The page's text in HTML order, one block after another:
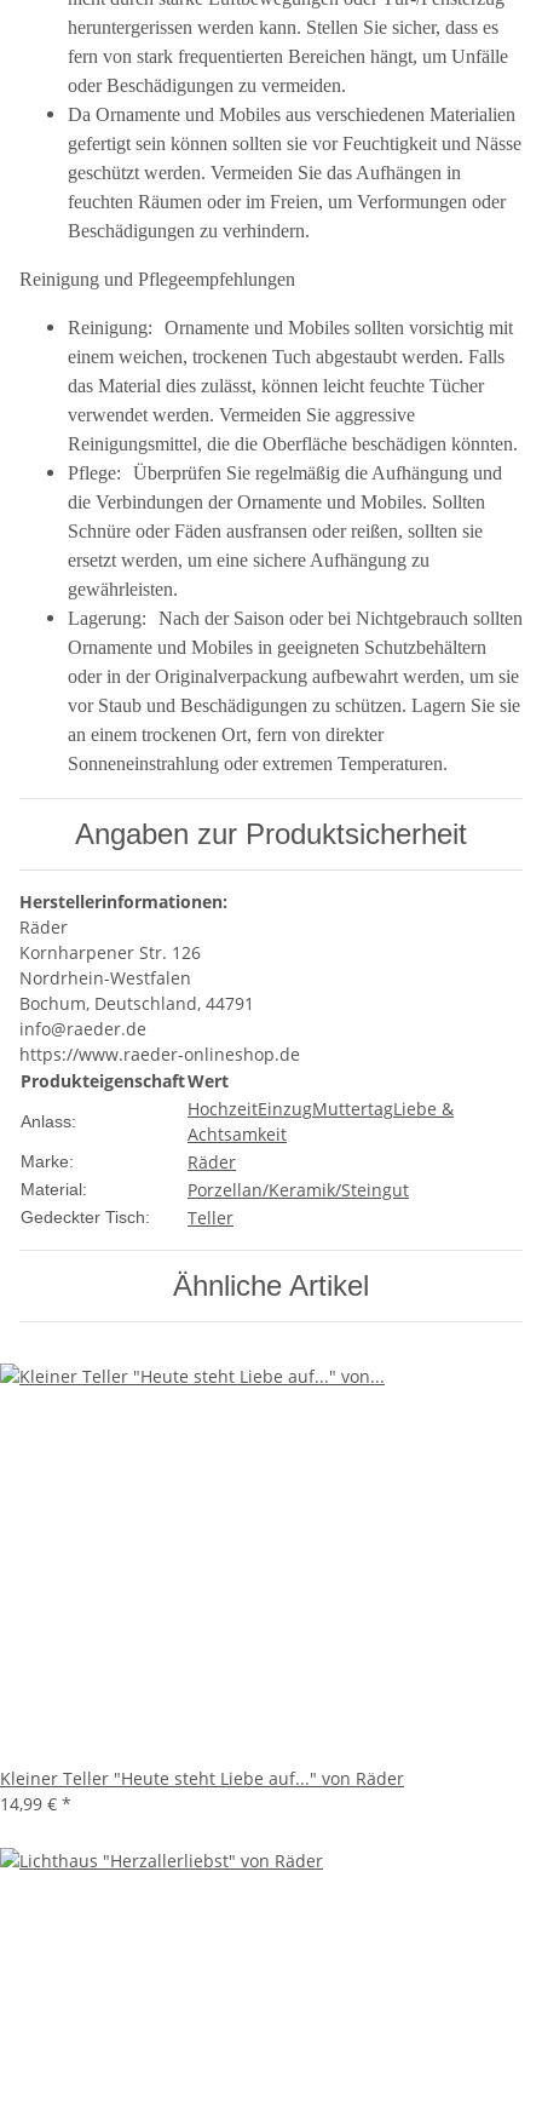
heruntergerissen werden kann. Stellen Sie sicher, dass es
fern von stark frequentierten Bereichen hängt, um Unfälle
oder Beschädigungen zu vermeiden.
Da Ornamente und Mobiles aus verschiedenen Materialien
gefertigt sein können sollten sie vor Feuchtigkeit und Nässe
geschützt werden. Vermeiden Sie das Aufhängen in
feuchten Räumen oder im Freien, um Verformungen oder
Beschädigungen zu verhindern.
Reinigung und Pflegeempfehlungen
Reinigung: Ornamente und Mobiles sollten vorsichtig mit
einem weichen, trockenen Tuch abgestaubt werden. Falls
das Material dies zulässt, können leicht feuchte Tücher
verwendet werden. Vermeiden Sie aggressive
Reinigungsmittel, die die Oberfläche beschädigen könnten.
Pflege: Überprüfen Sie regelmäßig die Aufhängung und
die Verbindungen der Ornamente und Mobiles. Sollten
Schnüre oder Fäden ausfransen oder reißen, sollten sie
ersetzt werden, um eine sichere Aufhängung zu
gewährleisten.
Lagerung: Nach der Saison oder bei Nichtgebrauch sollten
Ornamente und Mobiles in geeigneten Schutzbehältern
oder in der Originalverpackung aufbewahrt werden, um sie
vor Staub und Beschädigungen zu schützen. Lagern Sie sie
an einem trockenen Ort, fern von direkter
Sonneneinstrahlung oder extremen Temperaturen.
Angaben zur Produktsicherheit
Herstellerinformationen:
Räder
Kornharpener Str. 126
Nordrhein-Westfalen
Bochum, Deutschland, 44791
info@raeder.de
https://www.raeder-onlineshop.de
ProdukteigenschaftWert
Anlass:
HochzeitEinzugMuttertagLiebe &
Achtsamkeit
Marke: Räder
Material: Porzellan/Keramik/Steingut
Gedeckter Tisch: Teller
Ähnliche Artikel
Kleiner Teller "Heute steht Liebe auf..." von Räder
14,99 € *